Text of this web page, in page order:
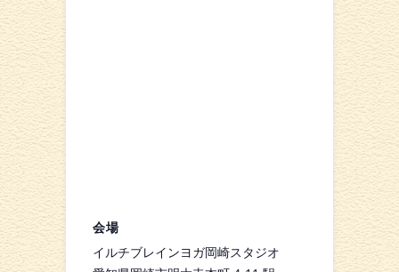
会場
イルチブレインヨガ岡崎スタジオ